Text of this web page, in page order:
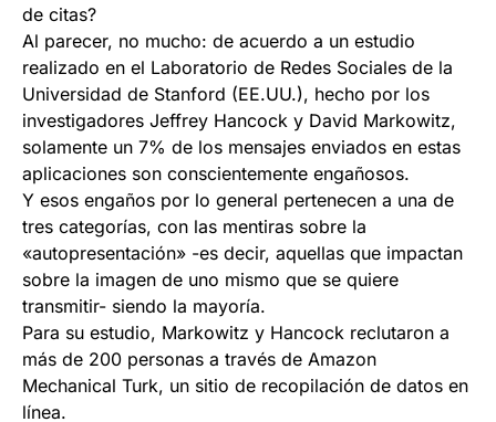
de citas?
Al parecer, no mucho: de acuerdo a un estudio
realizado en el Laboratorio de Redes Sociales de la
Universidad de Stanford (EE.UU.), hecho por los
investigadores Jeffrey Hancock y David Markowitz,
solamente un 7% de los mensajes enviados en estas
aplicaciones son conscientemente engañosos.
Y esos engaños por lo general pertenecen a una de
tres categorías, con las mentiras sobre la
«autopresentación» -es decir, aquellas que impactan
sobre la imagen de uno mismo que se quiere
transmitir- siendo la mayoría.
Para su estudio, Markowitz y Hancock reclutaron a
más de 200 personas a través de Amazon
Mechanical Turk, un sitio de recopilación de datos en
línea.